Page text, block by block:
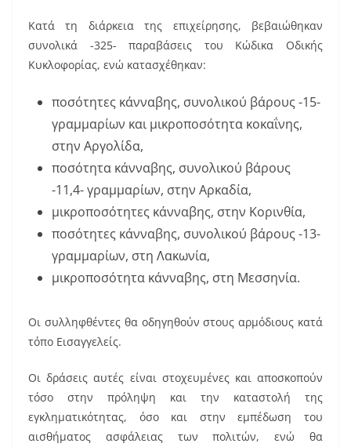
Κατά τη διάρκεια της επιχείρησης, βεβαιώθηκαν
συνολικά -325- παραβάσεις του Κώδικα Οδικής
Κυκλοφορίας, ενώ κατασχέθηκαν:
ποσότητες κάνναβης, συνολικού βάρους -15-
γραμμαρίων και μικροποσότητα κοκαΐνης,
στην Αργολίδα,
ποσότητα κάνναβης, συνολικού βάρους
-11,4- γραμμαρίων, στην Αρκαδία,
μικροποσότητες κάνναβης, στην Κορινθία,
ποσότητες κάνναβης, συνολικού βάρους -13-
γραμμαρίων, στη Λακωνία,
μικροποσότητα κάνναβης, στη Μεσσηνία.
Οι συλληφθέντες θα οδηγηθούν στους αρμόδιους κατά
τόπο Εισαγγελείς.
Οι δράσεις αυτές είναι στοχευμένες και αποσκοπούν
τόσο στην πρόληψη και την καταστολή της
εγκληματικότητας, όσο και στην εμπέδωση του
αισθήματος ασφάλειας των πολιτών, ενώ θα